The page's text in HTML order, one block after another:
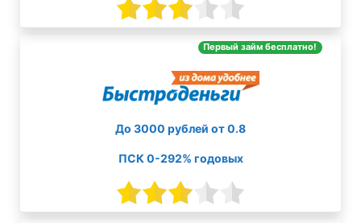
Первый займ бесплатно!
До 3000 рублей от 0.8
ПСК 0-292% годовых